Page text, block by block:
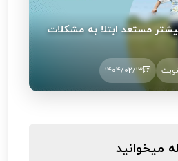
مستعد ابتلا به مشکلات
1404/02/13
میخوانید